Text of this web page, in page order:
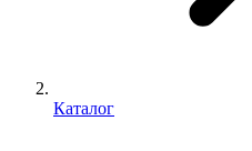
Каталог